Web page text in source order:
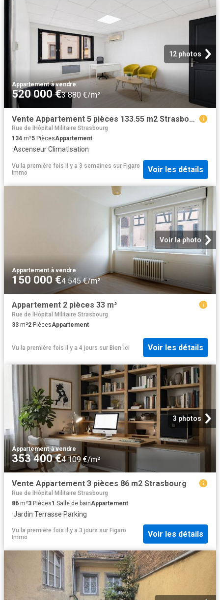
12 photos
Appartement·à vendre
520 000 €3 880 €/m²
Vente Appartement 5 pièces 133.55 m2 Strasbourg
Rue de lHôpital Militaire Strasbourg
134 m²5 PiècesAppartement
·Ascenseur·Climatisation
Vu la première fois il y a 3 semaines sur Figaro
Immo
Voir les détails
Voir la photo
Appartement·à vendre
150 000 €4 545 €/m²
Appartement 2 pièces 33 m²
Rue de lHôpital Militaire Strasbourg
33 m²2 PiècesAppartement
Vu la première fois il y a 4 jours sur Bien´ici Voir les détails
3 photos
Appartement·à vendre
353 400 €4 109 €/m²
Vente Appartement 3 pièces 86 m2 Strasbourg
Rue de lHôpital Militaire Strasbourg
86 m²3 Pièces1 Salle de bainAppartement
·Jardin·Terrasse·Parking
Vu la première fois il y a 3 jours sur Figaro
Immo
Voir les détails